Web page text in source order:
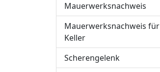
Mauerwerksnachweis
Mauerwerksnachweis für
Keller
Scherengelenk